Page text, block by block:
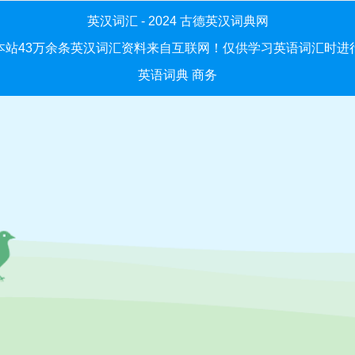
英汉词汇 - 2024 古德英汉词典网
站43万余条英汉词汇资料来自互联网！仅供学习英语词汇时进
英语词典 商务